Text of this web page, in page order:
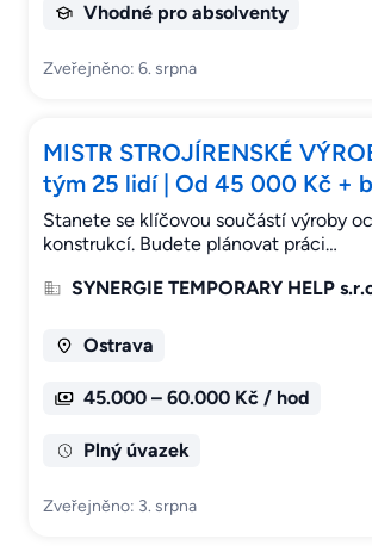
Vhodné pro absolventy
Zveřejněno: 6. srpna
MISTR STROJÍRENSKÉ
tým 25 lidí | Od 45 000 Kč +
Stanete se klíčovou součástí výroby
konstrukcí. Budete plánovat práci…
SYNERGIE TEMPORARY HELP
Ostrava
45.000 – 60.000 Kč / hod
Plný úvazek
Zveřejněno: 3. srpna